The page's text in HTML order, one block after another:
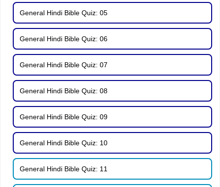
General Hindi Bible Quiz: 05
General Hindi Bible Quiz: 06
General Hindi Bible Quiz: 07
General Hindi Bible Quiz: 08
General Hindi Bible Quiz: 09
General Hindi Bible Quiz: 10
General Hindi Bible Quiz: 11